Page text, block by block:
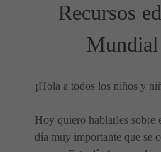
Recursos
¡Hola a todos los niños y
Hoy quiero hablarles
día muy importante que se